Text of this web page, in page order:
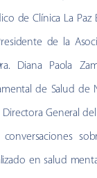
de Clínica La Paz
de la
Diana Paola
de Salud de
Directora General
conversaciones
en salud